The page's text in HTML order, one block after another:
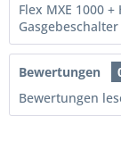
Flex MXE 1000
Bewertungen
Bewertungen